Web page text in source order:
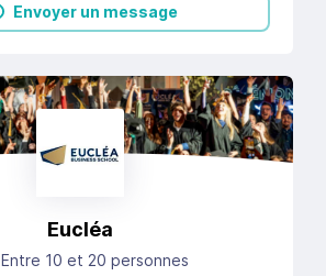
Envoyer un message
Eucléa
Entre 10 et 20 personnes